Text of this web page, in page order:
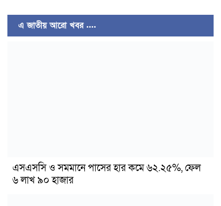
এ জাতীয় আরো খবর ....
এসএসসি ও সমমানে পাসের হার কমে ৬২.২৫%, ফেল
৬ লাখ ৯০ হাজার